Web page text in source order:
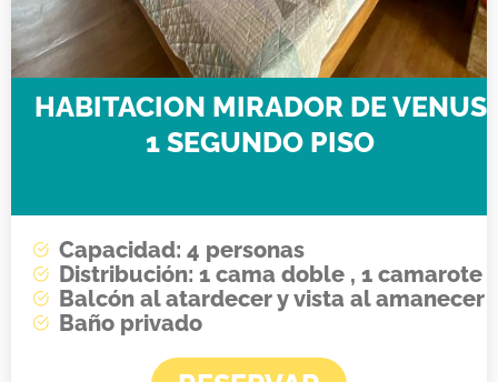
HABITACION MIRADOR DE VENUS
1 SEGUNDO PISO
Capacidad: 4 personas
Distribución: 1 cama doble , 1 camarote
Balcón al atardecer y vista al amanecer
Baño privado